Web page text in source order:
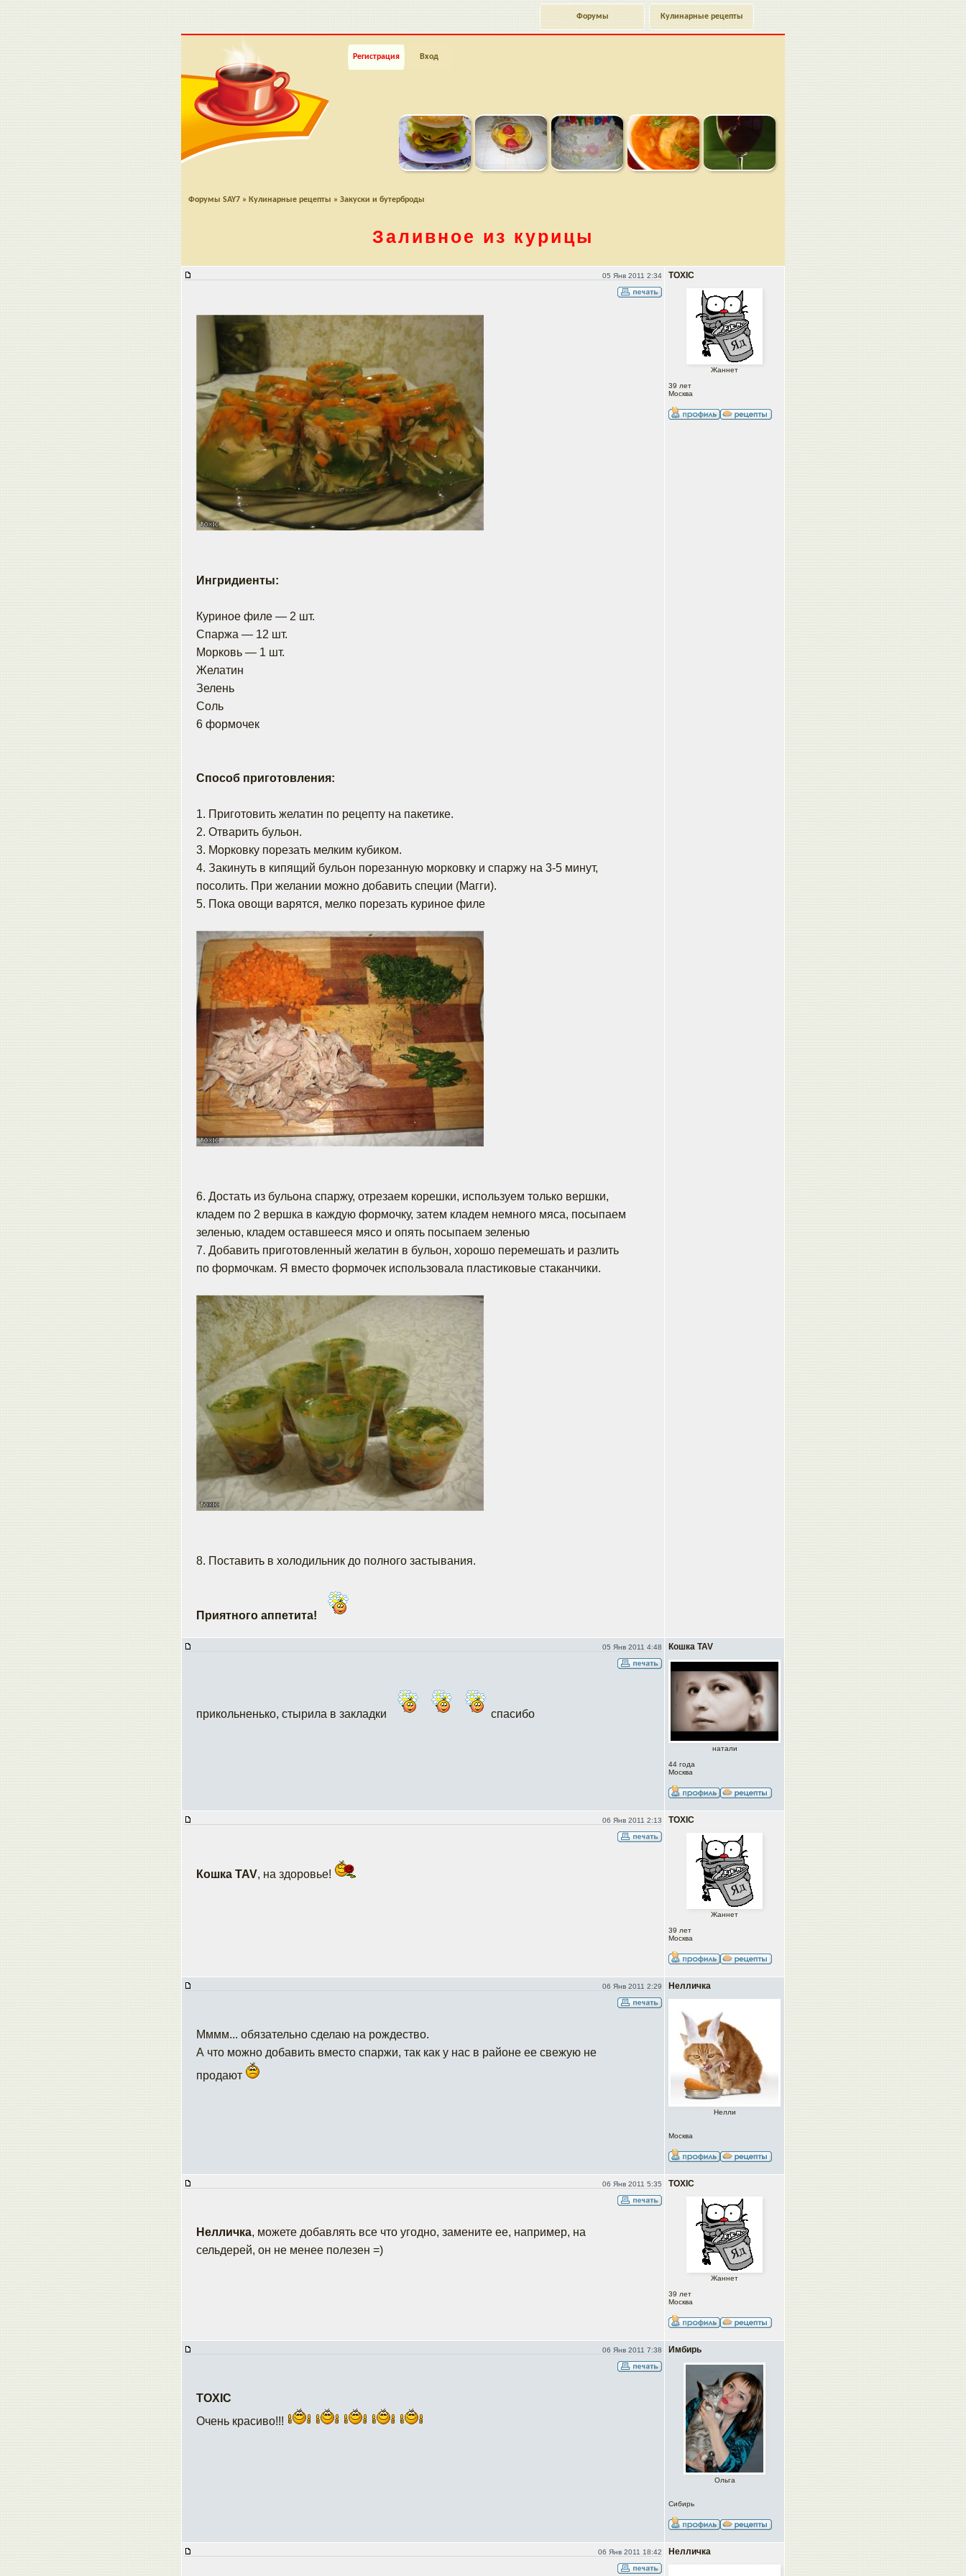
Кулинарные рецепты
Форумы
Регистрация Вход
Форумы SAY7 » Кулинарные рецепты » Закуски и бутерброды
Заливное из курицы
05 Янв 2011 2:34 TOXIC
Жаннет
39 лет
Москва
Ингридиенты:
Куриное филе — 2 шт.
Спаржа — 12 шт.
Морковь — 1 шт.
Желатин
Зелень
Соль
6 формочек
Способ приготовления:
1. Приготовить желатин по рецепту на пакетике.
2. Отварить бульон.
3. Морковку порезать мелким кубиком.
4. Закинуть в кипящий бульон порезанную морковку и спаржу на 3-5 минут,
посолить. При желании можно добавить специи (Магги).
5. Пока овощи варятся, мелко порезать куриное филе
6. Достать из бульона спаржу, отрезаем корешки, используем только вершки,
кладем по 2 вершка в каждую формочку, затем кладем немного мяса, посыпаем
зеленью, кладем оставшееся мясо и опять посыпаем зеленью
7. Добавить приготовленный желатин в бульон, хорошо перемешать и разлить
по формочкам. Я вместо формочек использовала пластиковые стаканчики.
8. Поставить в холодильник до полного застывания.
Приятного аппетита!
05 Янв 2011 4:48 Кошка TAV
натали
44 года
Москва
прикольненько, стырила в закладки спасибо
06 Янв 2011 2:13 TOXIC
Жаннет
39 лет
Москва
Кошка TAV, на здоровье!
06 Янв 2011 2:29 Нелличка
Нелли
Москва
Мммм... обязательно сделаю на рождество.
А что можно добавить вместо спаржи, так как у нас в районе ее свежую не
продают
06 Янв 2011 5:35 TOXIC
Жаннет
39 лет
Москва
Нелличка, можете добавлять все что угодно, замените ее, например, на
сельдерей, он не менее полезен =)
06 Янв 2011 7:38 Имбирь
Ольга
Сибирь
TOXIC
Очень красиво!!!
06 Янв 2011 18:42 Нелличка